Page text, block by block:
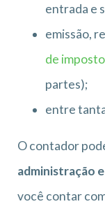
entrada e
emissão,
de
partes);
entre
O contador
administração
você contar